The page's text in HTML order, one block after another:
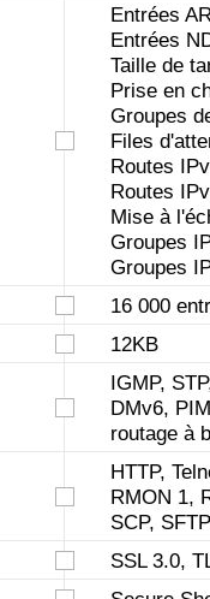
Entrées
Entrées
Taille de
Prise en
Groupes
Files
Routes
Routes
Mise à
Groupes
Groupes
16 000
12KB
IGMP,
DMv6,
routage à
HTTP,
RMON 1,
SCP, SFTP
SSL 3.0,